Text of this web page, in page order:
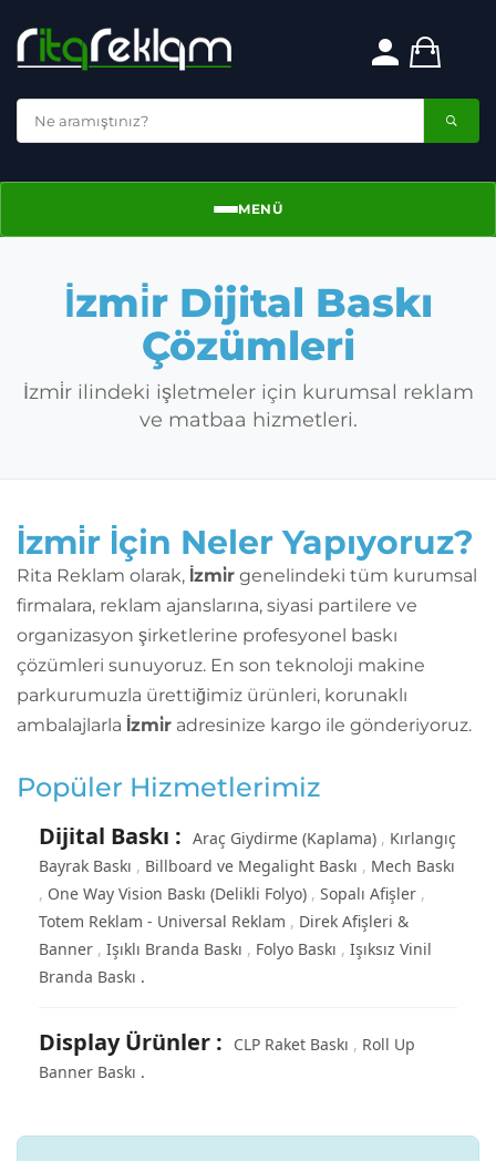
Menü
MENÜ
İzmi̇r Dijital Baskı
Çözümleri
İzmi̇r ilindeki işletmeler için kurumsal reklam
ve matbaa hizmetleri.
İzmi̇r İçin Neler Yapıyoruz?
Rita Reklam olarak, İzmi̇r genelindeki tüm kurumsal
firmalara, reklam ajanslarına, siyasi partilere ve
organizasyon şirketlerine profesyonel baskı
çözümleri sunuyoruz. En son teknoloji makine
parkurumuzla ürettiğimiz ürünleri, korunaklı
ambalajlarla İzmi̇r adresinize kargo ile gönderiyoruz.
Popüler Hizmetlerimiz
Dijital Baskı : Araç Giydirme (Kaplama)
Kırlangıç
Bayrak Baskı
Billboard ve Megalight Baskı
Mech Baskı
One Way Vision Baskı (Delikli Folyo)
Sopalı Afişler
Totem Reklam - Universal Reklam
Direk Afişleri &
Banner
Işıklı Branda Baskı Folyo Baskı
Işıksız Vinil
Branda Baskı
Display Ürünler : CLP Raket Baskı
Roll Up
Banner Baskı